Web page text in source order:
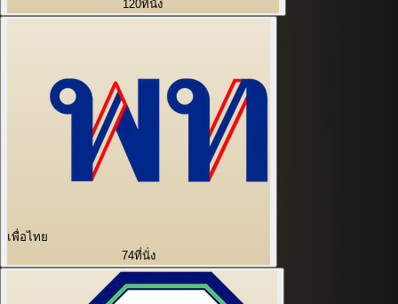
120ที่นั่ง
เพื่อไทย
74ที่นั่ง